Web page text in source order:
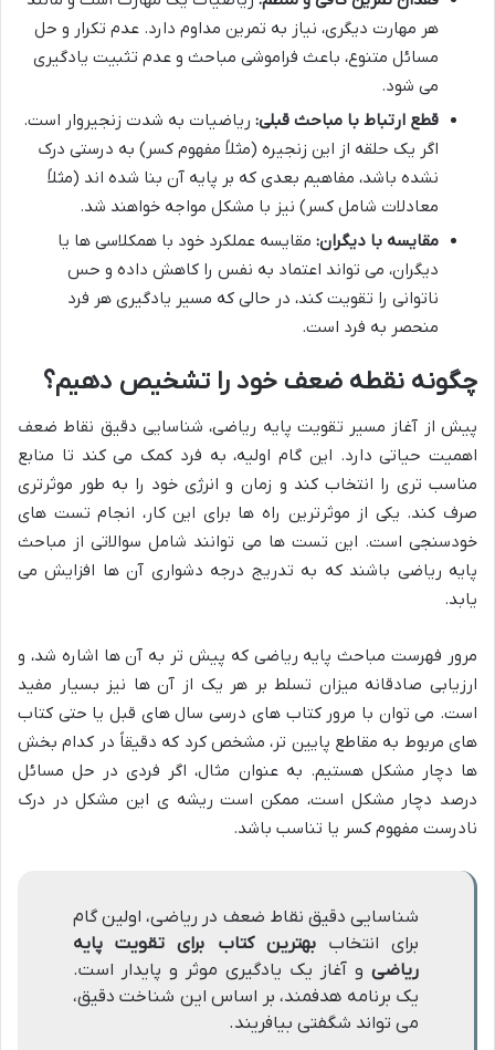
هر مهارت دیگری، نیاز به تمرین مداوم دارد. عدم تکرار و حل
مسائل متنوع، باعث فراموشی مباحث و عدم تثبیت یادگیری
می شود.
قطع ارتباط با مباحث قبلی: ریاضیات به شدت زنجیروار است.
اگر یک حلقه از این زنجیره (مثلاً مفهوم کسر) به درستی درک
نشده باشد، مفاهیم بعدی که بر پایه آن بنا شده اند (مثلاً
معادلات شامل کسر) نیز با مشکل مواجه خواهند شد.
مقایسه با دیگران: مقایسه عملکرد خود با همکلاسی ها یا
دیگران، می تواند اعتماد به نفس را کاهش داده و حس
ناتوانی را تقویت کند، در حالی که مسیر یادگیری هر فرد
منحصر به فرد است.
چگونه نقطه ضعف خود را تشخیص دهیم؟
پیش از آغاز مسیر تقویت پایه ریاضی، شناسایی دقیق نقاط ضعف
اهمیت حیاتی دارد. این گام اولیه، به فرد کمک می کند تا منابع
مناسب تری را انتخاب کند و زمان و انرژی خود را به طور موثرتری
صرف کند. یکی از موثرترین راه ها برای این کار، انجام تست های
خودسنجی است. این تست ها می توانند شامل سوالاتی از مباحث
پایه ریاضی باشند که به تدریج درجه دشواری آن ها افزایش می
یابد.
مرور فهرست مباحث پایه ریاضی که پیش تر به آن ها اشاره شد، و
ارزیابی صادقانه میزان تسلط بر هر یک از آن ها نیز بسیار مفید
است. می توان با مرور کتاب های درسی سال های قبل یا حتی کتاب
های مربوط به مقاطع پایین تر، مشخص کرد که دقیقاً در کدام بخش
ها دچار مشکل هستیم. به عنوان مثال، اگر فردی در حل مسائل
درصد دچار مشکل است، ممکن است ریشه ی این مشکل در درک
نادرست مفهوم کسر یا تناسب باشد.
شناسایی دقیق نقاط ضعف در ریاضی، اولین گام
برای انتخاببهترین کتاب برای تقویت پایه
ریاضی و آغاز یک یادگیری موثر و پایدار است.
یک برنامه هدفمند، بر اساس این شناخت دقیق،
می تواند شگفتی بیافریند.